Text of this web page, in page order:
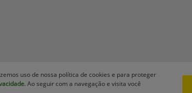
uso de nossa política de cookies e para proteger
. Ao seguir com a navegação e visita você